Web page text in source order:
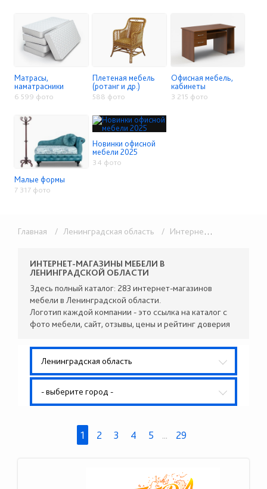
Матрасы,
наматрасники
6 599 фото
Плетеная мебель
(ротанг и др.)
588 фото
Офисная мебель,
кабинеты
3 215 фото
Малые формы
7 317 фото
Новинки офисной
мебели 2025
34 фото
Главная / Ленинградская область / Интернет-магазины
ИНТЕРНЕТ-МАГАЗИНЫ МЕБЕЛИ В
ЛЕНИНГРАДСКОЙ ОБЛАСТИ
Здесь полный каталог: 283 интернет-магазинов
мебели в Ленинградской области.
Логотип каждой компании - это ссылка на каталог с
фото мебели, сайт, отзывы, цены и рейтинг доверия
Ленинградская область
- выберите город -
1 2 3 4 5 ... 29